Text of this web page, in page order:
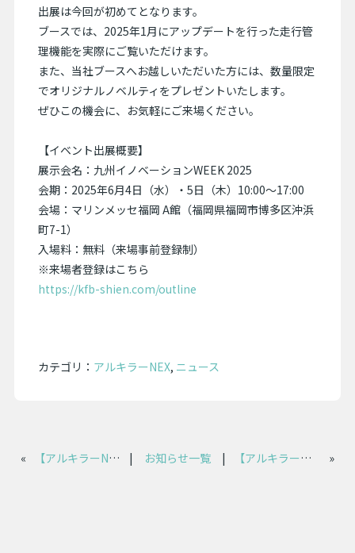
出展は今回が初めてとなります。
ブースでは、2025年1月にアップデートを行った走行管
理機能を実際にご覧いただけます。
また、当社ブースへお越しいただいた方には、数量限定
でオリジナルノベルティをプレゼントいたします。
ぜひこの機会に、お気軽にご来場ください。
【イベント出展概要】
展示会名：九州イノベーションWEEK 2025
会期：2025年6月4日（水）・5日（木）10:00〜17:00
会場：マリンメッセ福岡 A館（福岡県福岡市博多区沖浜
町7-1）
入場料：無料（来場事前登録制）
※来場者登録はこちら
https://kfb-shien.com/outline
カテゴリ： アルキラーNEX, ニュース
« 【アルキラーNEX】アップデートのお知らせ | お知らせ一覧 | 【アルキラーシリーズ】導入社数5,000社突破のお知らせ »